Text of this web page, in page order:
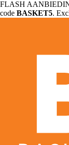
FLASH
code BASKET5.